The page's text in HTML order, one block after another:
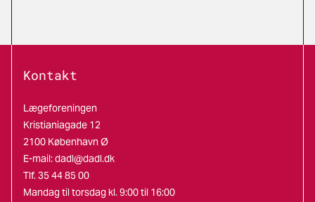
Kontakt
Lægeforeningen
Kristianiagade 12
2100 København Ø
E-mail:dadl@dadl.dk
Tlf. 35 44 85 00
Mandag til torsdag kl. 9:00 til 16:00